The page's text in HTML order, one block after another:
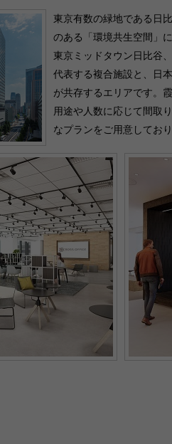
東京有数の緑地である日
のある「環境共生空間」に
東京ミッドタウン日比谷
代表する複合施設と、日
が共存するエリアです。
用途や人数に応じて間取
なプランをご用意しており